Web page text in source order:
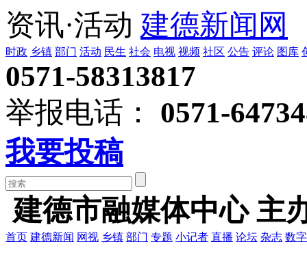
资讯·活动 建德新闻网
时政 乡镇 部门 活动 民生 社会 电视 视频 社区 公告 评论 图库
0571-58313817
举报电话：
0571-
我要投稿
建德市融媒体中心 主
首页 建德新闻 网视 乡镇 部门 专题 小记者 直播 论坛 杂志 数